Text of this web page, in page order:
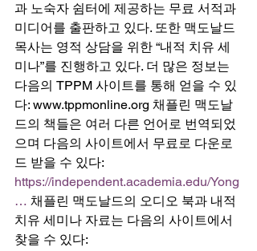
과 노숙자 쉼터에 제공하는 무료 서적과
미디어를 출판하고 있다. 또한 맥도날드
목사는 영적 상담을 위한 “내적 치유 세
미나”를 진행하고 있다. 더 많은 정보는
다음의 TPPM 사이트를 통해 얻을 수 있
다: www.tppmonline.org 채플린 맥도날
드의 책들은 여러 다른 언어로 번역되었
으며 다음의 사이트에서 무료로 다운로
드 받을 수 있다:
https://independent.academia.edu/Yong
… ​ 채플린 맥도날드의 오디오 북과 내적
치유 세미나 자료는 다음의 사이트에서
찾을 수 있다: